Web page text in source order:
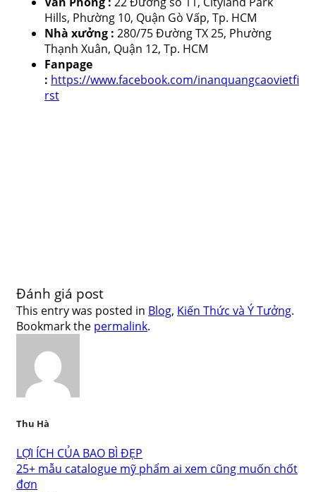
Hills, Phường 10, Quận Gò Vấp, Tp. HCM
Nhà xưởng : 280/75 Đường TX 25, Phường
Thạnh Xuân, Quận 12, Tp. HCM
Fanpage
: https://www.facebook.com/inanquangcaovietfi
rst
Đánh giá post
This entry was posted in Blog, Kiến Thức và Ý Tưởng.
Bookmark the permalink.
Thu Hà
LỢI ÍCH CỦA BAO BÌ ĐẸP
25+ mẫu catalogue mỹ phẩm ai xem cũng muốn chốt
đơn